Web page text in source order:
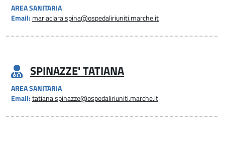
AREA SANITARIA
Email: mariaclara.spina@ospedaliriuniti.marche.it
SPINAZZE' TATIANA
AREA SANITARIA
Email: tatiana.spinazze@ospedaliriuniti.marche.it